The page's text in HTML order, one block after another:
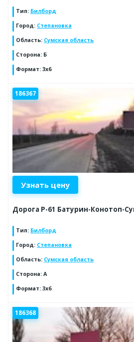
Тип: Билборд
Город: Степановка
Область: Сумская область
Сторона: Б
Формат: 3х6
186367
Узнать цену
Дорога Р-61 Батурин-Конотоп-
Тип: Билборд
Город: Степановка
Область: Сумская область
Сторона: А
Формат: 3х6
186368